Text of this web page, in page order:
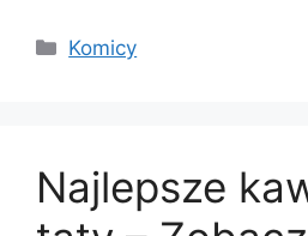
Categories
Komicy
Najlepsze